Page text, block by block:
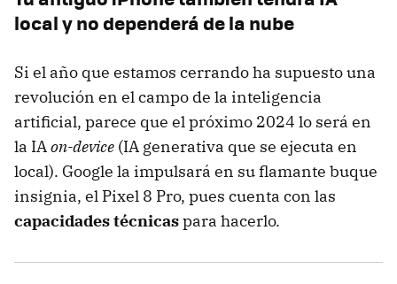
local y no dependerá de la nube
Si el año que estamos cerrando ha supuesto una
revolución en el campo de la inteligencia
artificial, parece que el próximo 2024 lo será en
la IAon-device (IA generativa que se ejecuta en
local). Google la impulsará en su flamante buque
insignia, el Pixel 8 Pro, pues cuenta con las
capacidades técnicaspara hacerlo.